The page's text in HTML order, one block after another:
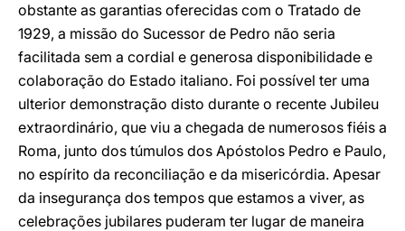
obstante as garantias oferecidas com o Tratado de
1929, a missão do Sucessor de Pedro não seria
facilitada sem a cordial e generosa disponibilidade e
colaboração do Estado italiano. Foi possível ter uma
ulterior demonstração disto durante o recente Jubileu
extraordinário, que viu a chegada de numerosos fiéis a
Roma, junto dos túmulos dos Apóstolos Pedro e Paulo,
no espírito da reconciliação e da misericórdia. Apesar
da insegurança dos tempos que estamos a viver, as
celebrações jubilares puderam ter lugar de maneira